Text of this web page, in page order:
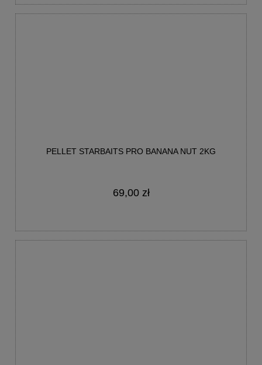
PELLET STARBAITS PRO BANANA NUT 2KG
69,00 zł